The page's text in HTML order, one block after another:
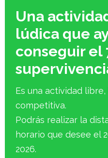
Una
lúdica que
conseguir el
Es una actividad
competitiva.
Podrás realizar la
horario que desee el
2026.